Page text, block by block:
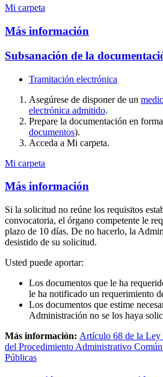
Mi carpeta
Más información
Subsanación de la
Tramitación electrónica
Asegúrese de disponer de un
electrónica admitido.
Prepare la documentación en
documentos).
Acceda a Mi carpeta.
Mi carpeta
Más información
Si la solicitud no reúne los requisitos
convocatoria, el órgano competente le
plazo de 10 días. De no hacerlo, la
desistido de su solicitud.
Usted puede aportar:
Los documentos que le ha
le ha notificado un requerimiento
Los documentos que estime
Administración no se los haya
Más información: Artículo 68 de la Ley
del Procedimiento Administrativo
Públicas